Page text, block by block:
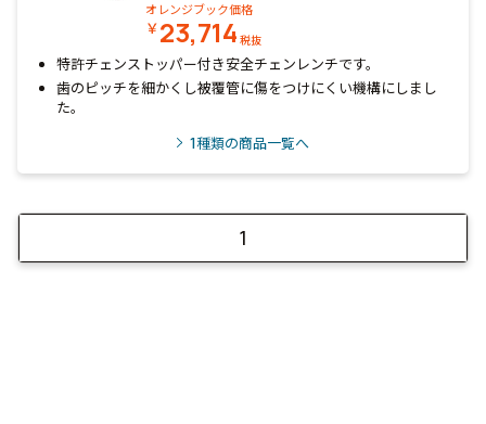
オレンジブック価格
￥23,714 税抜
特許チェンストッパー付き安全チェンレンチです。
歯のピッチを細かくし被覆管に傷をつけにくい機構にしまし
た。
1種類の商品一覧へ
1